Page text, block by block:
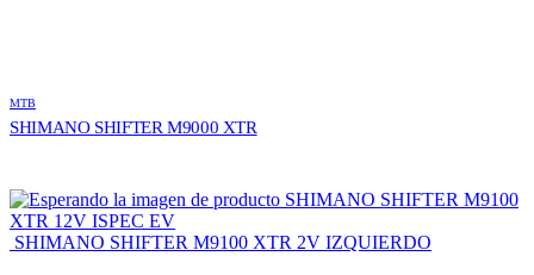
MTB
SHIMANO SHIFTER M9000 XTR
SHIMANO SHIFTER M9100
XTR 12V ISPEC EV
SHIMANO SHIFTER M9100 XTR 2V IZQUIERDO